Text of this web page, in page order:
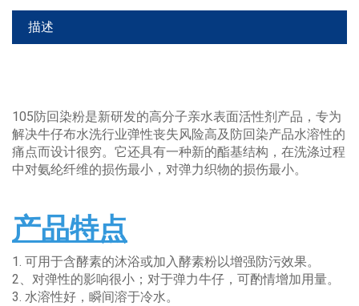
描述
105防回染粉是新研发的高分子亲水表面活性剂产品，专为
解决牛仔布水洗行业弹性丧失风险高及防回染产品水溶性的
痛点而设计很穷。它还具有一种新的酯基结构，在洗涤过程
中对氨纶纤维的损伤最小，对弹力织物的损伤最小。
产品特点
1. 可用于含酵素的沐浴或加入酵素粉以增强防污效果。
2、对弹性的影响很小；对于弹力牛仔，可酌情增加用量。
3. 水溶性好，瞬间溶于冷水。